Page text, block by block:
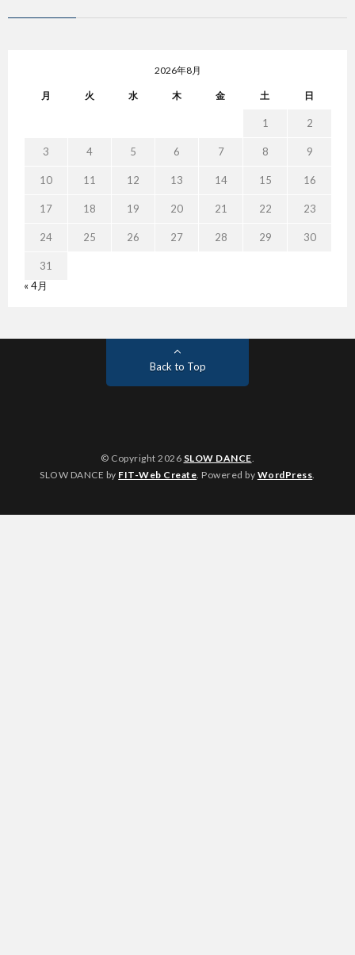
2026年8月
月 火 水 木 金 土 日
1 2
3 4 5 6 7 8 9
10 11 12 13 14 15 16
17 18 19 20 21 22 23
24 25 26 27 28 29 30
31
« 4月
Back to Top
© Copyright 2026 SLOW DANCE
SLOW DANCE by FIT-Web Create . Powered by WordPress